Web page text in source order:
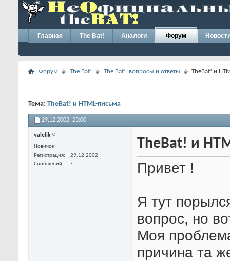
Главная The Bat! Аналоги Форум
Форум The Bat! The Bat!: вопросы и ответы TheBat! и
Тема: TheBat! и HTML-письма
29.12.2002, 23:00
valelik
Новичок
Регистрация
29.12.2002
Сообщений
7
TheBat! и
Привет !
Я тут
вопрос, но
Моя
причина та